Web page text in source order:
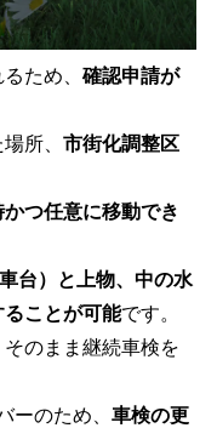
ため、 確認申請が
所、 市街化調整区
かつ任意に移動でき
台）と上物、中の水
ることが可能です。
そのまま継続車検を
ーのため、 車検の更